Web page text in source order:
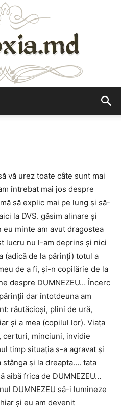
vă urez toate câte sunt mai
întrebat mai jos despre
să explic mai pe lung și să-
la DVS. găsim alinare și
minte am avut dragostea
lucru nu l-am deprins și nici
(adică de la părinți) totul a
de a fi, și-n copilărie de la
despre DUMNEZEU… Încerc
dar întotdeuna am
răutăcioși, plini de ură,
și a mea (copilul lor). Viața
certuri, minciuni, invidie
timp situația s-a agravat și
stânga și la dreapta…. tata
aibă frica de DUMNEZEU…
DUMNEZEU să-i lumineze
și eu am devenit